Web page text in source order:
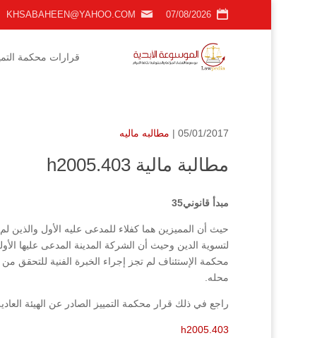
07/08/2026
KHSABAHEEN@YAHOO.COM
قرارات محكمة
05/01/2017 | مطالبه ماليه
مطالبة مالية h2005.403
مبدأ قانوني35
حيث أن المميزين هما كفلاء للمدعى عليه الأول والذين
لتسوية الدين وحيث أن الشركة المدينة المدعى عليها
محكمة الإستئناف لم تجز إجراء الخبرة الفنية
محله.
راجع في ذلك قرار محكمة التمييز الصادر عن الهيئة العادية رقم(قرار
h2005.403